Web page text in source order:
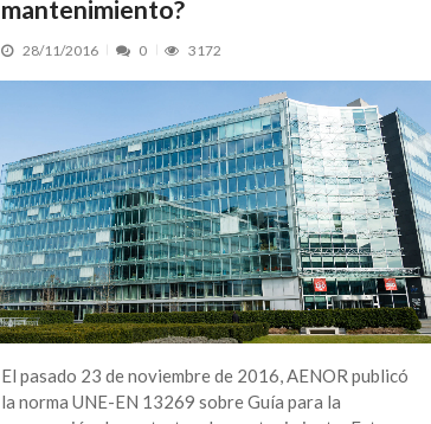
mantenimiento?
28/11/2016 0 3172
El pasado 23 de noviembre de 2016, AENOR publicó
la norma UNE-EN 13269 sobre Guía para la